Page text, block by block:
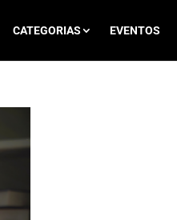
CATEGORIAS EVENTOS